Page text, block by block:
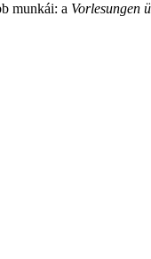
munkái: a Vorlesungen